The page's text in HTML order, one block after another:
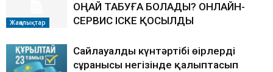
Жаңалықтар
ОҢАЙ ТАБУҒА БОЛАДЫ? ОНЛАЙН-
СЕРВИС ІСКЕ ҚОСЫЛДЫ
Сайлауалды күнтәртібі өңірлердің
сұранысы негізінде қалыптасып